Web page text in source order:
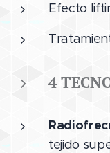
Efecto
4
tejido